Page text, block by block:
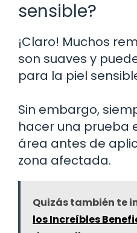
sensible?
¡Claro! Muchos
son suaves y
para la piel
Sin embargo,
hacer una prueba
área antes de
zona afectada.
Quizás también te
los Increíbles